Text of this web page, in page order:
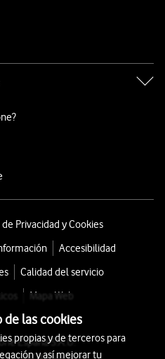
Privacidad y Cookies
Accesibilidad
Calidad del servicio
Mapa Web
España S.A.U.
de las cookies
propias y de terceros para
y así mejorar tu